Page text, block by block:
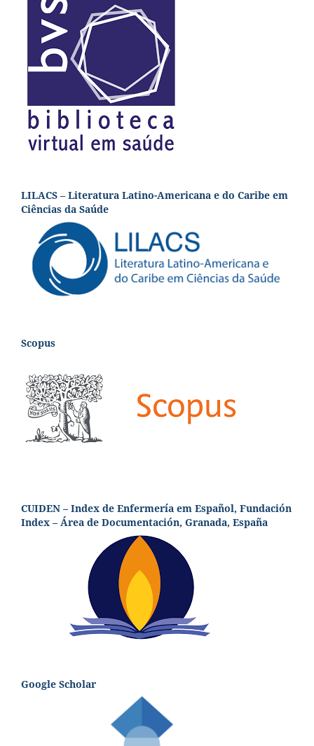
LILACS – Literatura Latino-Americana e do Caribe em
Ciências da Saúde
Scopus
CUIDEN – Index de Enfermería em Español, Fundación
Index – Área de Documentación, Granada, España
Google Scholar